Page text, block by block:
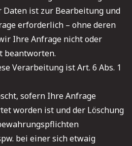
Daten ist zur Bearbeitung und
erforderlich – ohne deren
Ihre Anfrage nicht oder
beantworten.
Verarbeitung ist Art. 6 Abs. 1
sofern Ihre Anfrage
worden ist und der Löschung
bei einer sich etwaig